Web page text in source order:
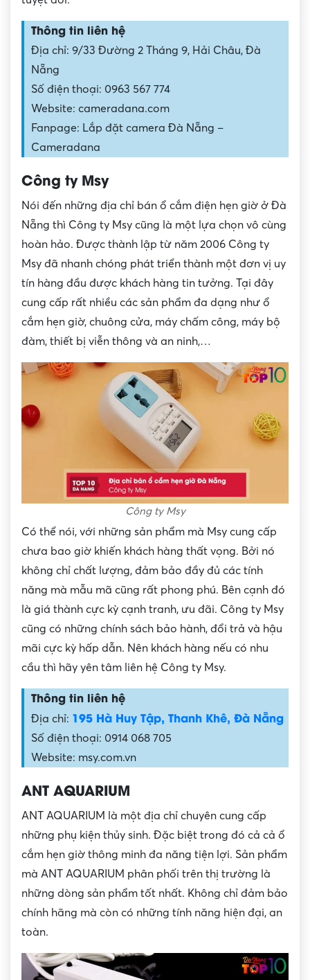
Thông tin liên hệ
Địa chỉ: 9/33 Đường 2 Tháng 9, Hải Châu, Đà
Nẵng
Số điện thoại: 0963 567 774
Website: cameradana.com
Fanpage: Lắp đặt camera Đà Nẵng –
Cameradana
Công ty Msy
Nói đến những địa chỉ bán ổ cắm điện hẹn giờ ở Đà
Nẵng thì Công ty Msy cũng là một lựa chọn vô cùng
hoàn hảo. Được thành lập từ năm 2006 Công ty
Msy đã nhanh chóng phát triển thành một đơn vị uy
tín hàng đầu được khách hàng tin tưởng. Tại đây
cung cấp rất nhiều các sản phẩm đa dạng như ổ
cắm hẹn giờ, chuông cửa, máy chấm công, máy bộ
đàm, thiết bị viễn thông và an ninh,…
Công ty Msy
Có thể nói, với những sản phẩm mà Msy cung cấp
chưa bao giờ khiến khách hàng thất vọng. Bởi nó
không chỉ chất lượng, đảm bảo đầy đủ các tính
năng mà mẫu mã cũng rất phong phú. Bên cạnh đó
là giá thành cực kỳ cạnh tranh, ưu đãi. Công ty Msy
cũng có những chính sách bảo hành, đổi trả và hậu
mãi cực kỳ hấp dẫn. Nên khách hàng nếu có nhu
cầu thì hãy yên tâm liên hệ Công ty Msy.
Thông tin liên hệ
Địa chỉ: 195 Hà Huy Tập, Thanh Khê, Đà Nẵng
Số điện thoại: 0914 068 705
Website: msy.com.vn
ANT AQUARIUM
ANT AQUARIUM là một địa chỉ chuyên cung cấp
những phụ kiện thủy sinh. Đặc biệt trong đó cả cả ổ
cắm hẹn giờ thông minh đa năng tiện lợi. Sản phẩm
mà ANT AQUARIUM phân phối trên thị trường là
những dòng sản phẩm tốt nhất. Không chỉ đảm bảo
chính hãng mà còn có những tính năng hiện đại, an
toàn.